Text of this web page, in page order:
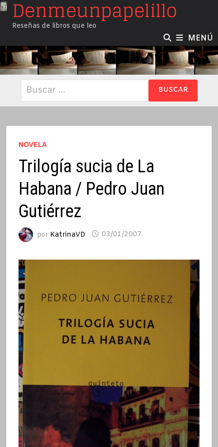
SaltarDenmeunpapelillo
Reseñas de libros que leo
MENÚ
Buscar:
NOVELA
Trilogía sucia de La
Habana / Pedro Juan
Gutiérrez
por KatrinaVD 03/01/2007